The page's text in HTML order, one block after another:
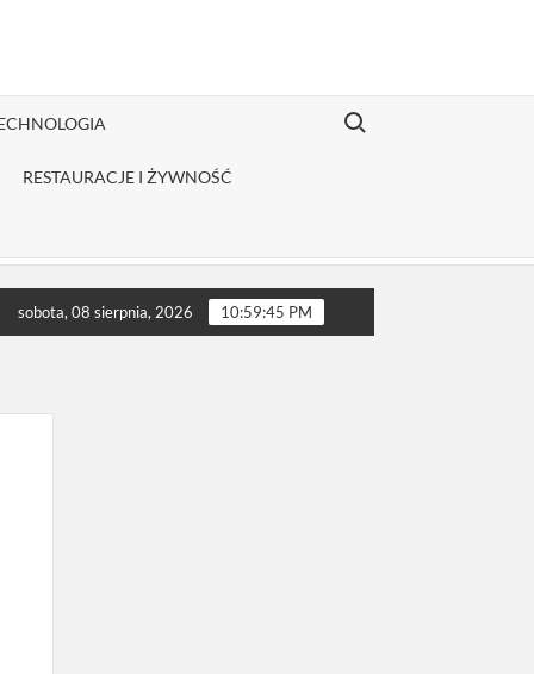
RESTAURACJE I ŻYWNOŚĆ
Search for:
odzieży Fruit of the Loom jest opłacalny dla JDG
sobota, 08 sierpnia, 2026 10:59:46 PM